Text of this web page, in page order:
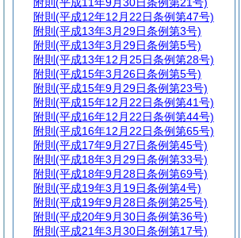
附則 (平成12年12月22日条例第47号)
附則 (平成13年3月29日条例第3号)
附則 (平成13年3月29日条例第5号)
附則 (平成13年12月25日条例第28号)
附則 (平成15年3月26日条例第5号)
附則 (平成15年9月29日条例第23号)
附則 (平成15年12月22日条例第41号)
附則 (平成16年12月22日条例第44号)
附則 (平成16年12月22日条例第65号)
附則 (平成17年9月27日条例第45号)
附則 (平成18年3月29日条例第33号)
附則 (平成18年9月28日条例第69号)
附則 (平成19年3月19日条例第4号)
附則 (平成19年9月28日条例第25号)
附則 (平成20年9月30日条例第36号)
附則 (平成21年3月30日条例第17号)